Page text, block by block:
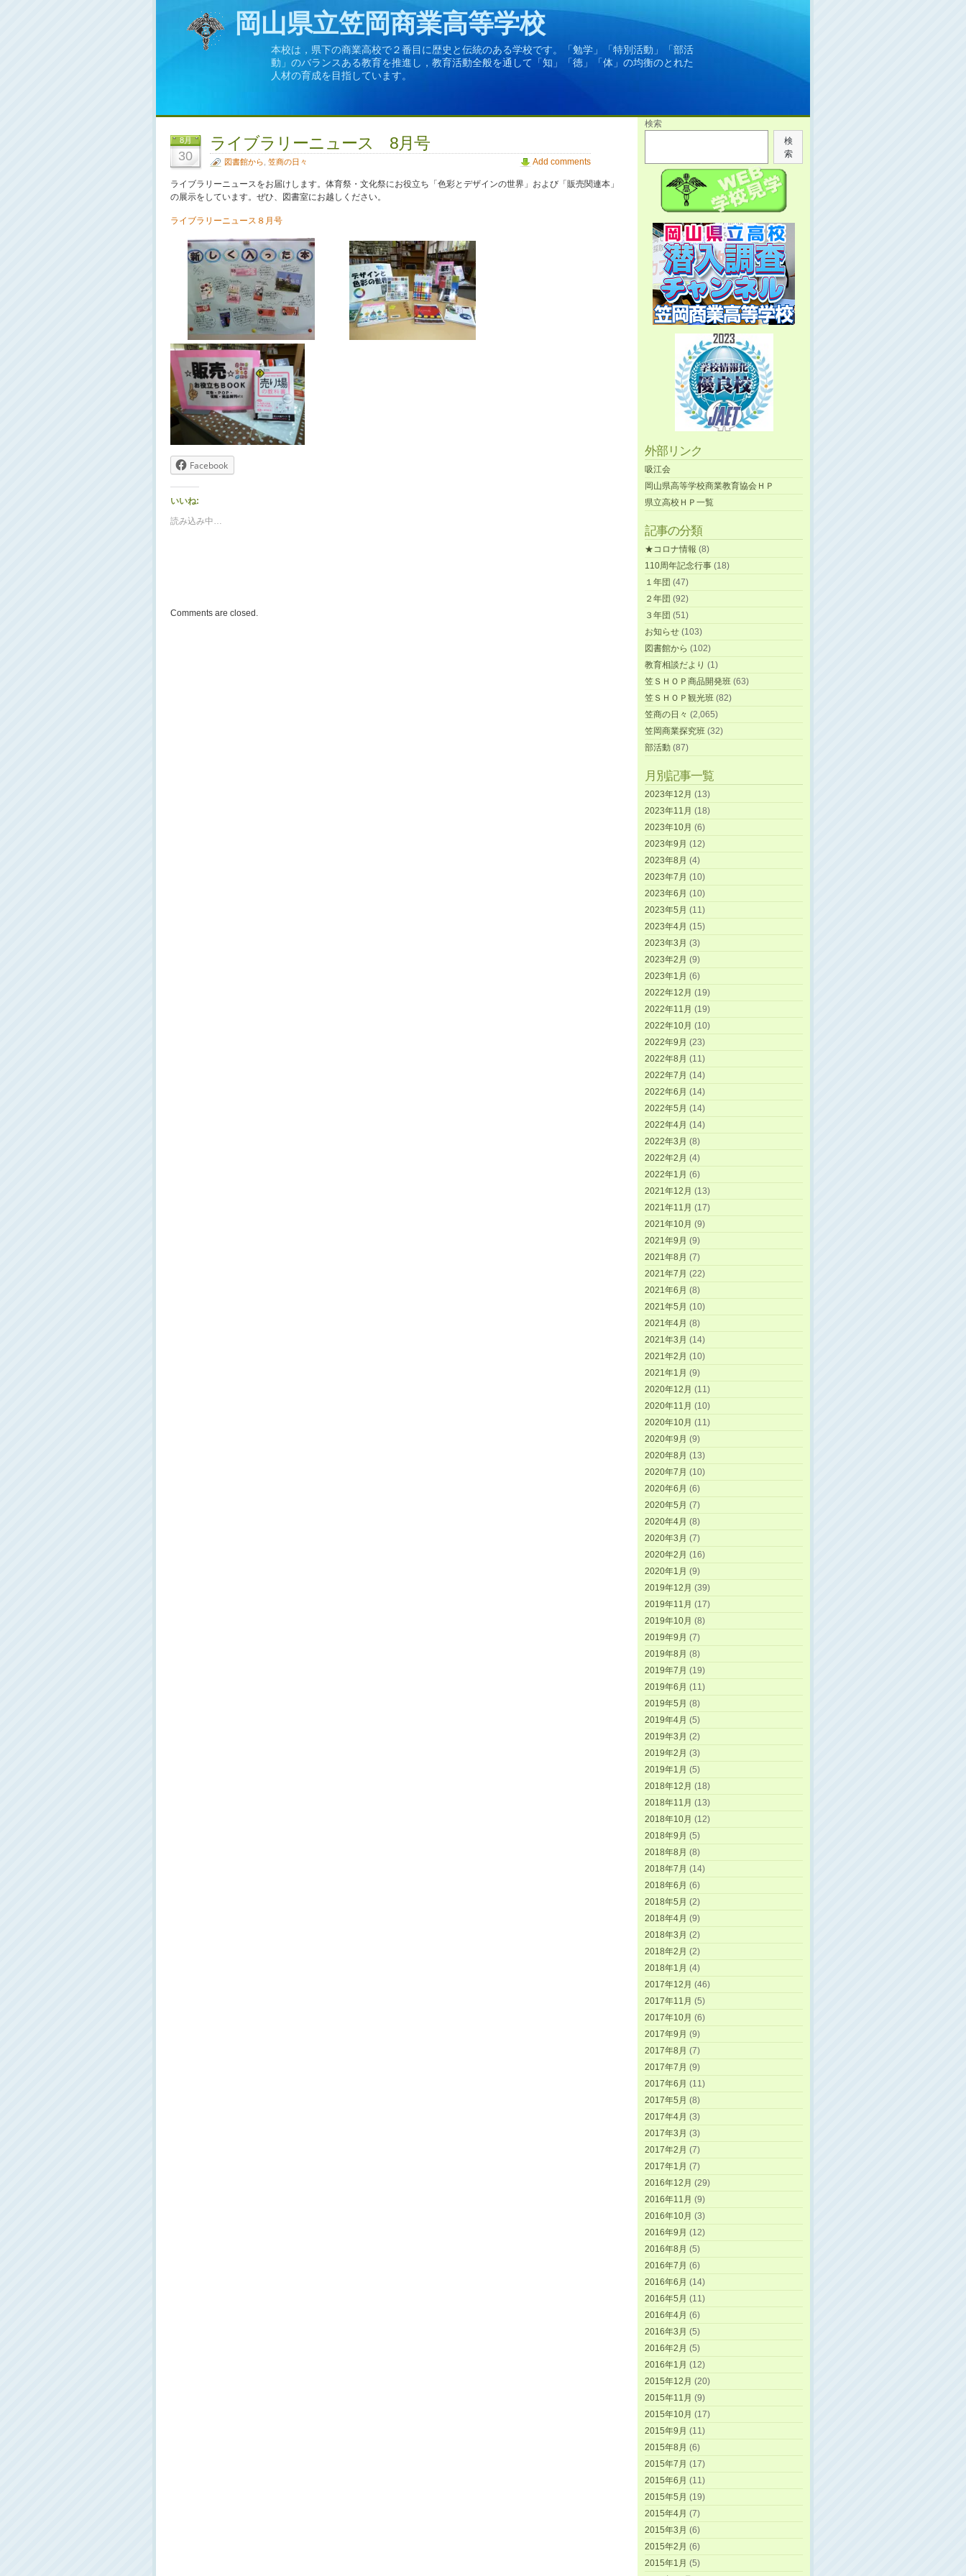
岡山県立笠岡商業高等学校
本校は，県下の商業高校で２番目に歴史と伝統のある学校です。「勉学」「特別活動」「部活
動」のバランスある教育を推進し，教育活動全般を通して「知」「徳」「体」の均衡のとれた
人材の育成を目指しています。
8月
30
ライブラリーニュース 8月号
図書館から 笠商の日々 Add comments
ライブラリーニュースをお届けします。体育祭・文化祭にお役立ち「色彩とデザインの世界」および「販売関連本」
の展示をしています。ぜひ、図書室にお越しください。
ライブラリーニュース８月号
Facebook
いいね:
読み込み中…
Comments are closed.
検索
検
索
外部リンク
吸江会
岡山県高等学校商業教育協会ＨＰ
県立高校ＨＰ一覧
記事の分類
★コロナ情報 (8)
110周年記念行事 (18)
１年団 (47)
２年団 (92)
３年団 (51)
お知らせ (103)
図書館から (102)
教育相談だより (1)
笠ＳＨＯＰ商品開発班 (63)
笠ＳＨＯＰ観光班 (82)
笠商の日々 (2,065)
笠岡商業探究班 (32)
部活動 (87)
月別記事一覧
2023年12月 (13)
2023年11月 (18)
2023年10月 (6)
2023年9月 (12)
2023年8月 (4)
2023年7月 (10)
2023年6月 (10)
2023年5月 (11)
2023年4月 (15)
2023年3月 (3)
2023年2月 (9)
2023年1月 (6)
2022年12月 (19)
2022年11月 (19)
2022年10月 (10)
2022年9月 (23)
2022年8月 (11)
2022年7月 (14)
2022年6月 (14)
2022年5月 (14)
2022年4月 (14)
2022年3月 (8)
2022年2月 (4)
2022年1月 (6)
2021年12月 (13)
2021年11月 (17)
2021年10月 (9)
2021年9月 (9)
2021年8月 (7)
2021年7月 (22)
2021年6月 (8)
2021年5月 (10)
2021年4月 (8)
2021年3月 (14)
2021年2月 (10)
2021年1月 (9)
2020年12月 (11)
2020年11月 (10)
2020年10月 (11)
2020年9月 (9)
2020年8月 (13)
2020年7月 (10)
2020年6月 (6)
2020年5月 (7)
2020年4月 (8)
2020年3月 (7)
2020年2月 (16)
2020年1月 (9)
2019年12月 (39)
2019年11月 (17)
2019年10月 (8)
2019年9月 (7)
2019年8月 (8)
2019年7月 (19)
2019年6月 (11)
2019年5月 (8)
2019年4月 (5)
2019年3月 (2)
2019年2月 (3)
2019年1月 (5)
2018年12月 (18)
2018年11月 (13)
2018年10月 (12)
2018年9月 (5)
2018年8月 (8)
2018年7月 (14)
2018年6月 (6)
2018年5月 (2)
2018年4月 (9)
2018年3月 (2)
2018年2月 (2)
2018年1月 (4)
2017年12月 (46)
2017年11月 (5)
2017年10月 (6)
2017年9月 (9)
2017年8月 (7)
2017年7月 (9)
2017年6月 (11)
2017年5月 (8)
2017年4月 (3)
2017年3月 (3)
2017年2月 (7)
2017年1月 (7)
2016年12月 (29)
2016年11月 (9)
2016年10月 (3)
2016年9月 (12)
2016年8月 (5)
2016年7月 (6)
2016年6月 (14)
2016年5月 (11)
2016年4月 (6)
2016年3月 (5)
2016年2月 (5)
2016年1月 (12)
2015年12月 (20)
2015年11月 (9)
2015年10月 (17)
2015年9月 (11)
2015年8月 (6)
2015年7月 (17)
2015年6月 (11)
2015年5月 (19)
2015年4月 (7)
2015年3月 (6)
2015年2月 (6)
2015年1月 (5)